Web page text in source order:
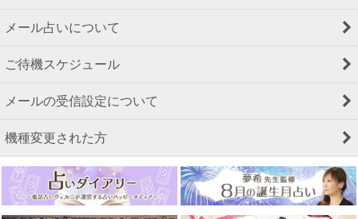
メール占いについて
ご待機スケジュール
メールの受信設定について
機種変更された方